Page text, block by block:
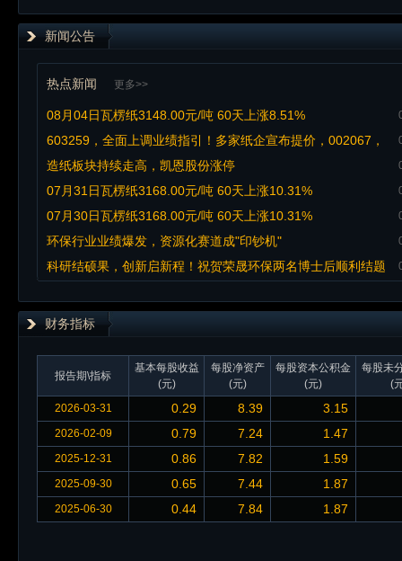
新闻公告
热点新闻 更多>>
08月04日瓦楞纸3148.00元/吨 60天上涨8.51%
603259，全面上调业绩指引！多家纸企宣布提价，002067，
股价走强
造纸板块持续走高，凯恩股份涨停
07月31日瓦楞纸3168.00元/吨 60天上涨10.31%
07月30日瓦楞纸3168.00元/吨 60天上涨10.31%
环保行业业绩爆发，资源化赛道成"印钞机"
科研结硕果，创新启新程！祝贺荣晟环保两名博士后顺利结题
财务指标
报告期\指标
基本每股收益
(元)
每股净资产
(元)
每股资本公积金
(元)
每股未
(
2026-03-31
0.29 8.39 3.15
2026-02-09 0.79 7.24 1.47
2025-12-31 0.86 7.82 1.59
2025-09-30 0.65 7.44 1.87
2025-06-30 0.44 7.84 1.87